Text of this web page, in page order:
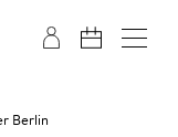
springen
Berlin